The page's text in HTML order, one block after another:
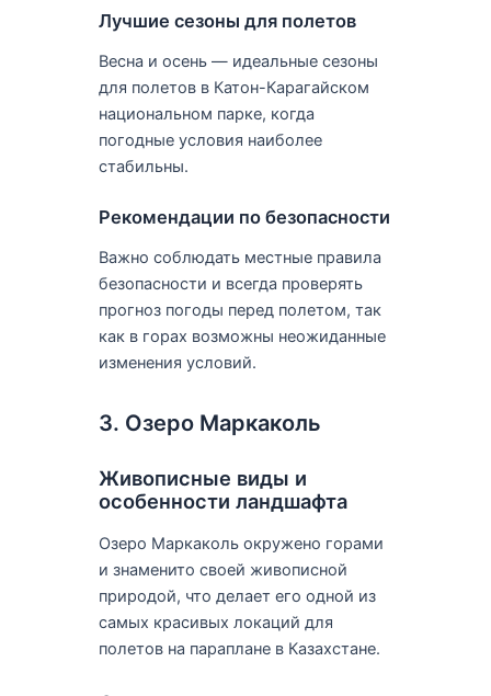
Лучшие сезоны для полетов
Весна и осень — идеальные сезоны
для полетов в Катон-Карагайском
национальном парке, когда
погодные условия наиболее
стабильны.
Рекомендации по безопасности
Важно соблюдать местные правила
безопасности и всегда проверять
прогноз погоды перед полетом, так
как в горах возможны неожиданные
изменения условий.
3. Озеро Маркаколь
Живописные виды и
особенности ландшафта
Озеро Маркаколь окружено горами
и знаменито своей живописной
природой, что делает его одной из
самых красивых локаций для
полетов на параплане в Казахстане.